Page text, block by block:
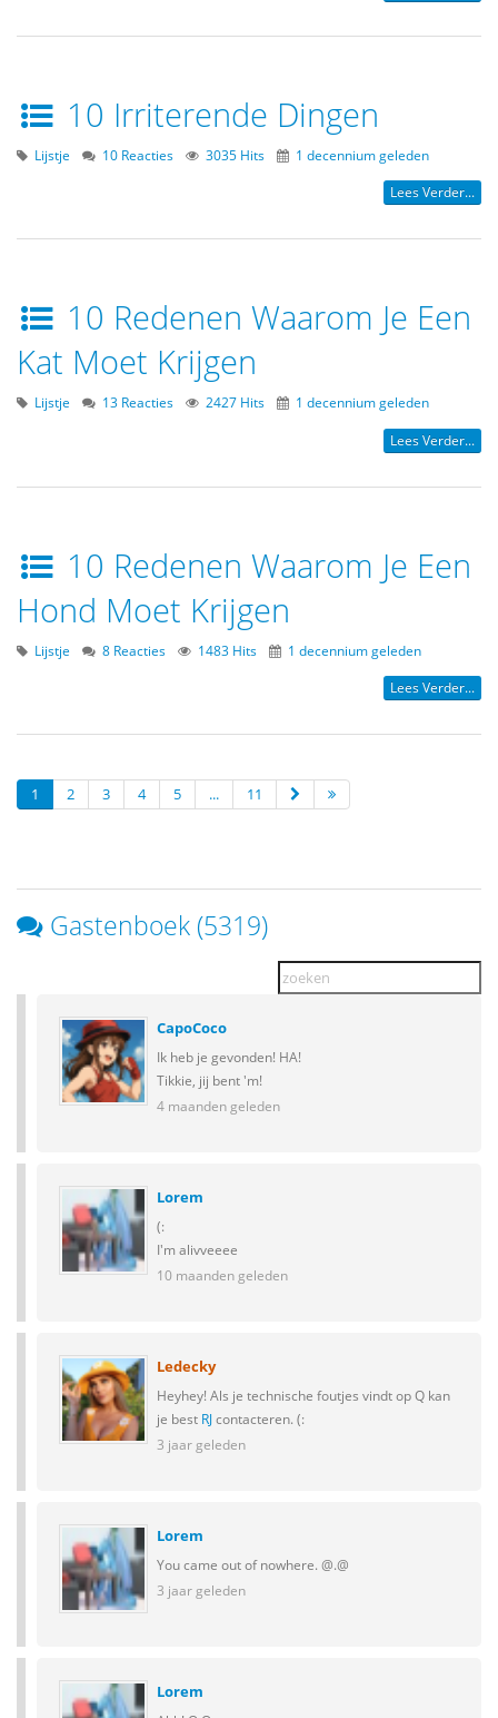
10 Irriterende Dingen
Lijstje 10 Reacties 3035 Hits 1 decennium geleden
Lees Verder...
10 Redenen Waarom Je Een
Kat Moet Krijgen
Lijstje 13 Reacties 2427 Hits 1 decennium geleden
Lees Verder...
10 Redenen Waarom Je Een
Hond Moet Krijgen
Lijstje 8 Reacties 1483 Hits 1 decennium geleden
Lees Verder...
1 2 3 4 5 ... 11
Gastenboek (5319)
CapoCoco
Ik heb je gevonden! HA!
Tikkie, jij bent 'm!
4 maanden geleden
Lorem
(:
I'm alivveeee
10 maanden geleden
Ledecky
Heyhey! Als je technische foutjes vindt op Q kan
je best RJcontacteren. (:
3 jaar geleden
Lorem
You came out of nowhere. @.@
3 jaar geleden
Lorem